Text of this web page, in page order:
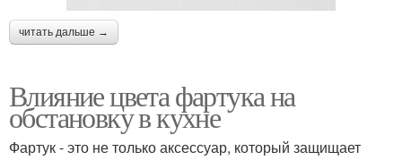
читать дальше →
Влияние цвета фартука на
обстановку в кухне
Фартук - это не только аксессуар, который защищает